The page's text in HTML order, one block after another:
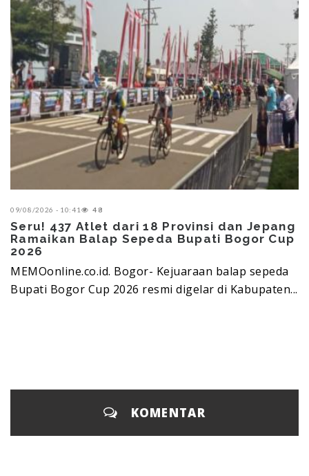
09/08/2026 - 10:41 48
Seru! 437 Atlet dari 18 Provinsi dan Jepang
Ramaikan Balap Sepeda Bupati Bogor Cup
2026
MEMOonline.co.id. Bogor- Kejuaraan balap sepeda
Bupati Bogor Cup 2026 resmi digelar di Kabupaten...
KOMENTAR